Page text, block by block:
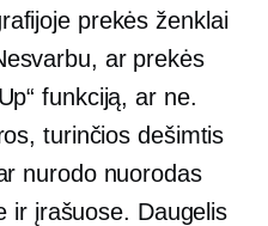
prekės ženklai
ar prekės
funkciją, ar ne.
turinčios dešimtis
nurodo nuorodas
ir įrašuose. Daugelis